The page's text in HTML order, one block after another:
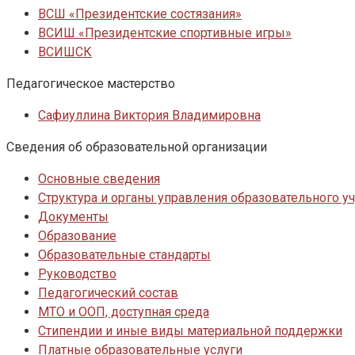
ВСШ «Президентские состязания»
ВСИШ «Президентские спортивные игры»
ВСИШСК
Педагогическое мастерство
Сафиуллина Виктория Владимировна
Сведения об образовательной организации
Основные сведения
Структура и органы управления образовательного
Документы
Образование
Образовательные стандарты
Руководство
Педагогический состав
МТО и ООП, доступная среда
Стипендии и иные виды материальной поддержки
Платные образовательные услуги